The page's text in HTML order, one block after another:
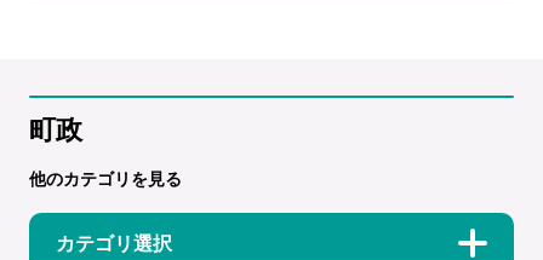
町政
他のカテゴリを見る
カテゴリ選択